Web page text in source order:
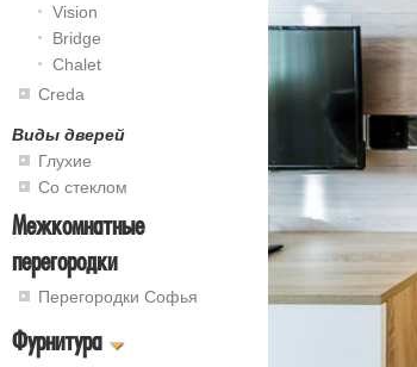
Vision
Bridge
Chalet
Creda
Виды дверей
Глухие
Со стеклом
Межкомнатные
перегородки
Перегородки Софья
Фурнитура